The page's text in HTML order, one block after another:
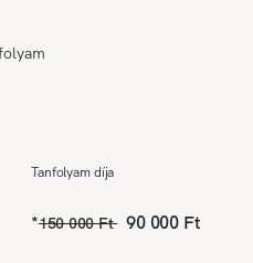
Tanfolyam díja
*150 000 Ft 90 000 Ft